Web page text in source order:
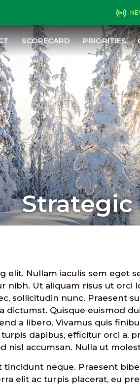
SCORECARD PRIORITIES
Nullam iaculis sem eget
nibh. Ut aliquam risus ut orci
sollicitudin nunc. Praesent
dictumst. Quisque euismod
a libero. Vivamus quis
dapibus, efficitur orci a,
nisl accumsan. Nulla ut
neque. Praesent
elit ac turpis placerat, eu